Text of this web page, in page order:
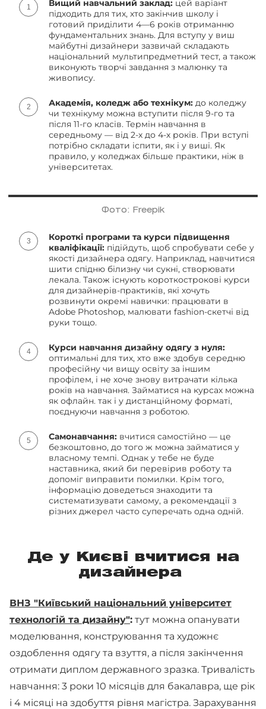
Вищий навчальний заклад: цей варіант
підходить для тих, хто закінчив школу і
готовий приділити 4—6 років отриманню
фундаментальних знань. Для вступу у виш
майбутні дизайнери зазвичай складають
національний мультипредметний тест, а також
виконують творчі завдання з малюнку та
живопису.
Академія, коледж або технікум: до коледжу
чи технікуму можна вступити після 9-го та
після 11-го класів. Термін навчання в
середньому — від 2-х до 4-х років. При вступі
потрібно складати іспити, як і у виші. Як
правило, у коледжах більше практики, ніж в
університетах.
Фото: Freepik
Короткі програми та курси підвищення
кваліфікації: підійдуть, щоб спробувати себе у
якості дизайнера одягу. Наприклад, навчитися
шити спідню білизну чи сукні, створювати
лекала. Також існують короткострокові курси
для дизайнерів-практиків, які хочуть
розвинути окремі навички: працювати в
Adobe Photoshop, малювати fashion-скетчі від
руки тощо.
Курси навчання дизайну одягу з нуля:
оптимальні для тих, хто вже здобув середню
професійну чи вищу освіту за іншим
профілем, і не хоче знову витрачати кілька
років на навчання. Займатися на курсах можна
як офлайн. так і у дистанційному форматі,
поєднуючи навчання з роботою.
Самонавчання: вчитися самостійно — це
безкоштовно, до того ж можна займатися у
власному темпі. Однак у тебе не буде
наставника, який би перевірив роботу та
допоміг виправити помилки. Крім того,
інформацію доведеться знаходити та
систематизувати самому, а рекомендації з
різних джерел часто суперечать одна одній.
Де у Києві вчитися на
дизайнера
ВНЗ "Київський національний університет
технологій та дизайну": тут можна опанувати
моделювання, конструювання та художнє
оздоблення одягу та взуття, а після закінчення
отримати диплом державного зразка. Тривалість
навчання: 3 роки 10 місяців для бакалавра, ще рік
і 4 місяці на здобуття рівня магістра. Зарахування